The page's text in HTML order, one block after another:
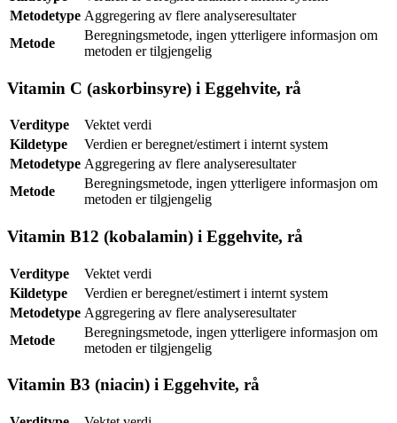
Metodetype Aggregering av flere analyseresultater
Metode
Beregningsmetode, ingen ytterligere informasjon om
metoden er tilgjengelig
Vitamin C (askorbinsyre) i Eggehvite, rå
Verditype
Vektet verdi
Kildetype
Verdien er beregnet/estimert i internt system
Metodetype Aggregering av flere analyseresultater
Metode
Beregningsmetode, ingen ytterligere informasjon om
metoden er tilgjengelig
Vitamin B12 (kobalamin) i Eggehvite, rå
Verditype
Vektet verdi
Kildetype
Verdien er beregnet/estimert i internt system
Metodetype Aggregering av flere analyseresultater
Metode
Beregningsmetode, ingen ytterligere informasjon om
metoden er tilgjengelig
Vitamin B3 (niacin) i Eggehvite, rå